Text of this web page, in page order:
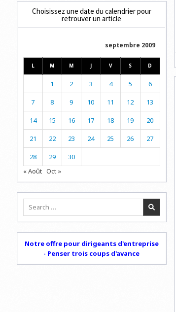
Choisissez une date du calendrier pour
retrouver un article
septembre 2009
L M M J V S D
1 2 3 4 5 6
7 8 9 10 11 12 13
14 15 16 17 18 19 20
21 22 23 24 25 26 27
28 29
30
« Août Oct »
Search
Notre offre pour dirigeants d'entreprise
- Penser trois coups d'avance